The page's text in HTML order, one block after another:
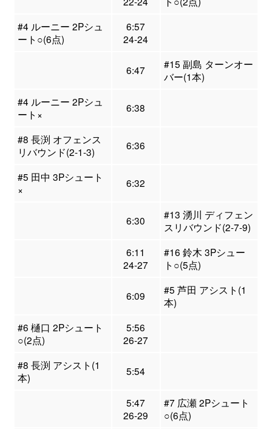
#4 ルーニー 2Pシュ
ート○(6点)
6:57
24-24
6:47
#15 副島 ターンオー
バー(1本)
#4 ルーニー 2Pシュ
ート×
6:38
#8 長渕 オフェンス
リバウンド(2-1-3)
6:36
#5 田中 3Pシュート
×
6:32
6:30
#13 湧川 ディフェン
スリバウンド(2-7-9)
6:11
24-27
#16 鈴木 3Pシュー
ト○(5点)
6:09
#5 芦田 アシスト(1
本)
#6 樋口 2Pシュート
○(2点)
5:56
26-27
#8 長渕 アシスト(1
本)
5:54
5:47
26-29
#7 広瀬 2Pシュート
○(6点)